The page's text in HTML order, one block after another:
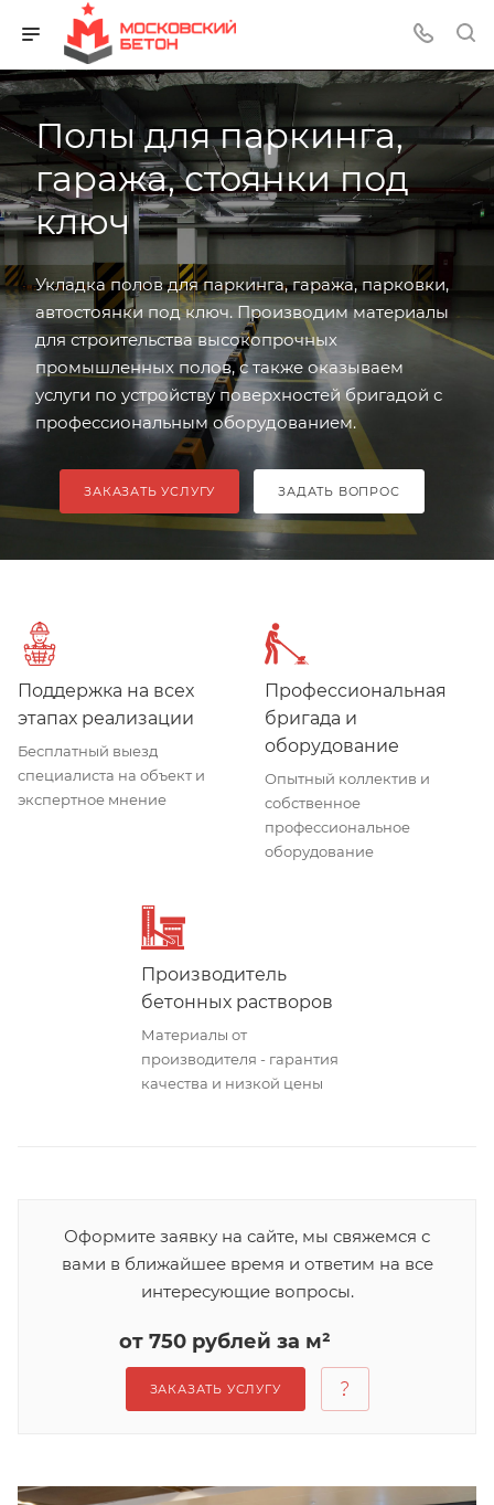
Полы для паркинга,
гаража, стоянки под
ключ
Укладка полов для паркинга, гаража, парковки,
автостоянки под ключ. Производим материалы
для строительства высокопрочных
промышленных полов, с также оказываем
услуги по устройству поверхностей бригадой с
профессиональным оборудованием.
ЗАКАЗАТЬ УСЛУГУ ЗАДАТЬ ВОПРОС
Поддержка на всех
этапах реализации
Бесплатный выезд
специалиста на объект и
экспертное мнение
Профессиональная
бригада и
оборудование
Опытный коллектив и
собственное
профессиональное
оборудование
Производитель
бетонных растворов
Материалы от
производителя - гарантия
качества и низкой цены
Оформите заявку на сайте, мы свяжемся с
вами в ближайшее время и ответим на все
интересующие вопросы.
от 750 рублей за м²
ЗАКАЗАТЬ УСЛУГУ